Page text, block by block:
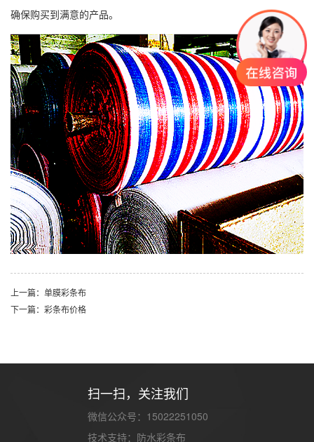
确保购买到满意的产品。
上一篇：单膜彩条布
下一篇：彩条布价格
扫一扫，关注我们
微信公众号：15022251050
技术支持： 防水彩条布